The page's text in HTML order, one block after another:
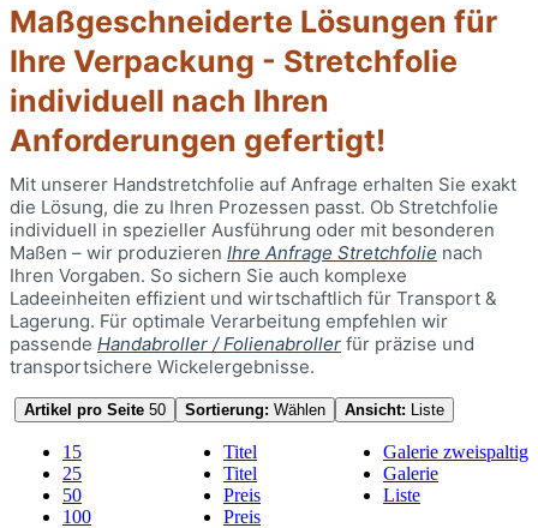
Maßgeschneiderte Lösungen für
Ihre Verpackung - Stretchfolie
individuell nach Ihren
Anforderungen gefertigt!
Mit unserer Handstretchfolie auf Anfrage erhalten Sie exakt
die Lösung, die zu Ihren Prozessen passt. Ob Stretchfolie
individuell in spezieller Ausführung oder mit besonderen
Maßen – wir produzieren Ihre Anfrage Stretchfolie nach
Ihren Vorgaben. So sichern Sie auch komplexe
Ladeeinheiten effizient und wirtschaftlich für Transport &
Lagerung. Für optimale Verarbeitung empfehlen wir
passende Handabroller / Folienabroller für präzise und
transportsichere Wickelergebnisse.
Ansicht: Liste
Galerie zweispaltig
Galerie
Liste
Sortierung: Wählen
Titel
Titel
Preis
Preis
Artikel pro Seite 50
15
25
50
100